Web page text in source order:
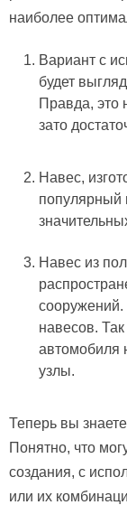
наиболее
Вариант с
будет
Правда, это
зато
Навес,
популярный
Навес из
навесов.
автомобиля
узлы.
Теперь вы
Понятно, что
создания, с
или их